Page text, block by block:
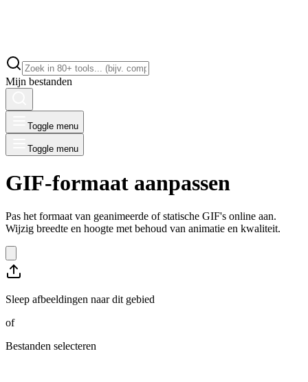
Mijn bestanden
Toggle menu
Toggle menu
GIF-formaat aanpassen
Pas het formaat van geanimeerde of statische GIF's online aan.
Wijzig breedte en hoogte met behoud van animatie en kwaliteit.
Sleep afbeeldingen naar dit gebied
of
Bestanden selecteren